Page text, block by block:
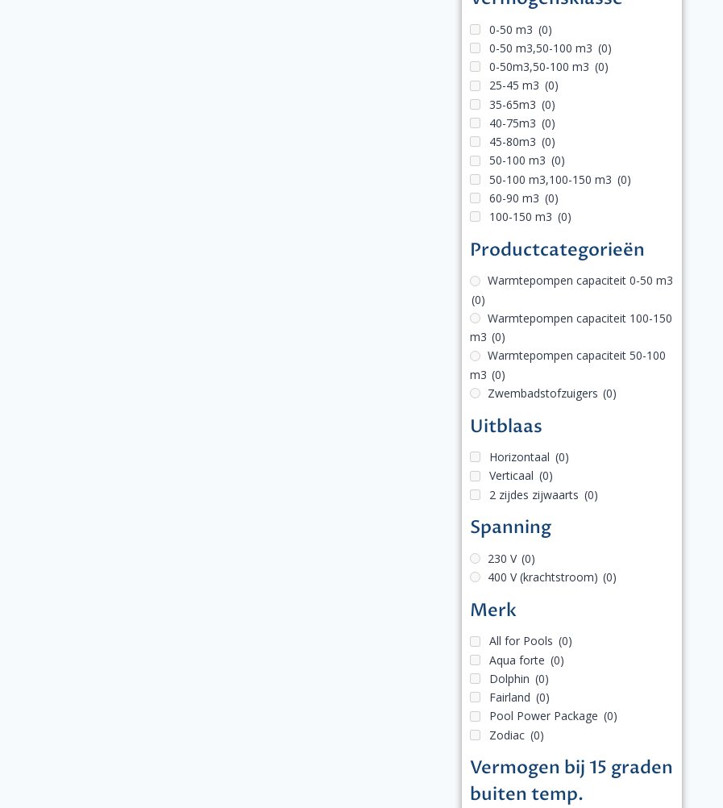
0-50 m3 (0)
0-50 m3,50-100 m3 (0)
0-50m3,50-100 m3 (0)
25-45 m3 (0)
35-65m3 (0)
40-75m3 (0)
45-80m3 (0)
50-100 m3 (0)
50-100 m3,100-150 m3 (0)
60-90 m3 (0)
100-150 m3 (0)
Productcategorieën
Warmtepompen capaciteit 0-50 m3
(0)
Warmtepompen capaciteit 100-150
m3 (0)
Warmtepompen capaciteit 50-100
m3 (0)
Zwembadstofzuigers (0)
Uitblaas
Horizontaal (0)
Verticaal (0)
2 zijdes zijwaarts (0)
Spanning
230 V (0)
400 V (krachtstroom) (0)
Merk
All for Pools (0)
Aqua forte (0)
Dolphin (0)
Fairland (0)
Pool Power Package (0)
Zodiac (0)
Vermogen bij 15 graden
buiten temp.